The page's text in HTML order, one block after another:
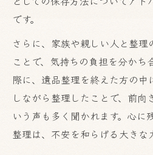
です。
さらに、家族や親しい人と整理
ことで、気持ちの負担を分かち
際に、遺品整理を終えた方の中
しながら整理したことで、前向
いう声も多く聞かれます。心に
整理は、不安を和らげる大きな